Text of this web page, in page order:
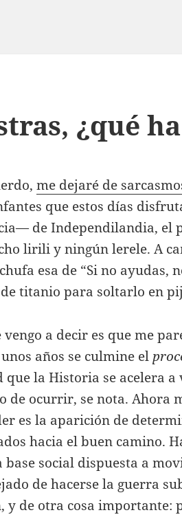
¿qué
me dejaré de
que estos días
de Independilandia, el
lirili y ningún lerele. A
esa de “Si no ayudas,
titanio para soltarlo en
vengo a decir es que me
años se culmine el
que la Historia se acelera a
de ocurrir, se nota. Ahora
es la aparición de
hacia el buen camino.
base social dispuesta a
de hacerse la guerra
y de otra cosa importante: